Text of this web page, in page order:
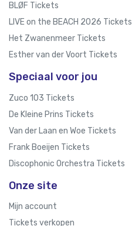
BLØF Tickets
LIVE on the BEACH 2026 Tickets
Het Zwanenmeer Tickets
Esther van der Voort Tickets
Speciaal voor jou
Zuco 103 Tickets
De Kleine Prins Tickets
Van der Laan en Woe Tickets
Frank Boeijen Tickets
Discophonic Orchestra Tickets
Onze site
Mijn account
Tickets verkopen